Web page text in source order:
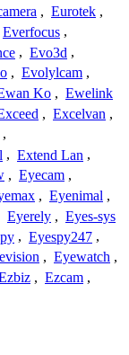
, Eurotek ,
Everfocus ,
, Evo3d ,
, Evolylcam ,
Ko , Ewelink
, Excelvan ,
,
, Extend Lan ,
, Eyecam ,
, Eyenimal ,
Eyerely , Eyes-sys
, Eyespy247 ,
, Eyewatch ,
, Ezcam ,